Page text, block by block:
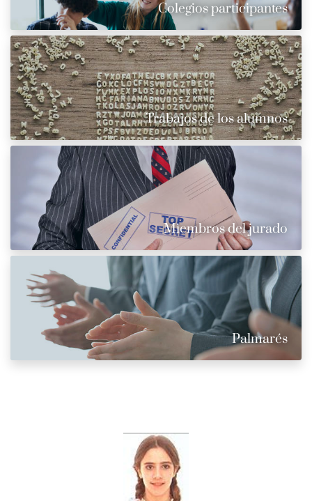
Colegios participantes
Trabajos de los alumnos
Miembros del jurado
Palmarés